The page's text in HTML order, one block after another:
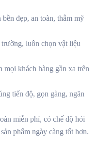
đẹp, an toàn, thẫm mỹ
luôn chọn vật liệu
mọi khách hàng gần xa trên
tiến độ, gọn gàng, ngăn
miễn phí, có chế độ hỏi
phẩm ngày càng tốt hơn.